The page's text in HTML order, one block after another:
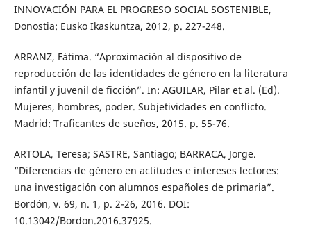
INNOVACIÓN PARA EL PROGRESO SOCIAL SOSTENIBLE,
Donostia: Eusko Ikaskuntza, 2012, p. 227-248.
ARRANZ, Fátima. “Aproximación al dispositivo de
reproducción de las identidades de género en la literatura
infantil y juvenil de ficción”. In: AGUILAR, Pilar et al. (Ed).
Mujeres, hombres, poder. Subjetividades en conflicto.
Madrid: Traficantes de sueños, 2015. p. 55-76.
ARTOLA, Teresa; SASTRE, Santiago; BARRACA, Jorge.
“Diferencias de género en actitudes e intereses lectores:
una investigación con alumnos españoles de primaria”.
Bordón, v. 69, n. 1, p. 2-26, 2016. DOI:
10.13042/Bordon.2016.37925.